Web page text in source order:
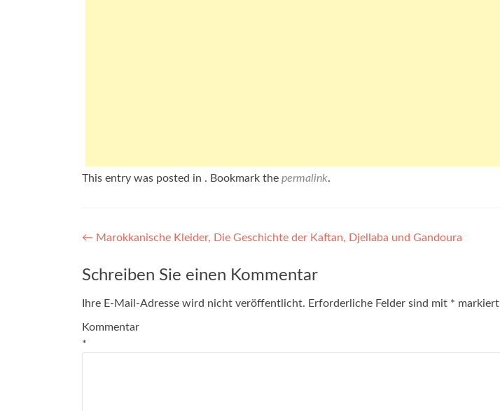
This entry was posted in . Bookmark the permalink.
← Marokkanische Kleider, Die Geschichte der Kaftan, Djellaba und Gandoura
Schreiben Sie einen Kommentar
Ihre E-Mail-Adresse wird nicht veröffentlicht. Erforderliche Felder sind mit * markiert
Kommentar
*